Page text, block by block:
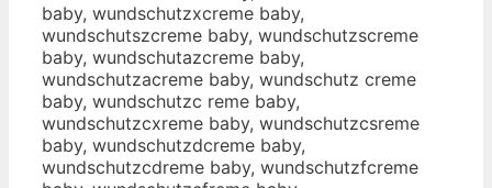
baby, wundschutzxcreme baby,
wundschutszcreme baby, wundschutzscreme
baby, wundschutazcreme baby,
wundschutzacreme baby, wundschutz creme
baby, wundschutzc reme baby,
wundschutzcxreme baby, wundschutzcsreme
baby, wundschutzdcreme baby,
wundschutzcdreme baby, wundschutzfcreme